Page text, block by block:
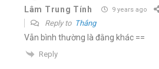
Lâm Trung Tính 9 years ago
Reply to Thắng
Vẫn bình thường là đằng khác ==
Reply